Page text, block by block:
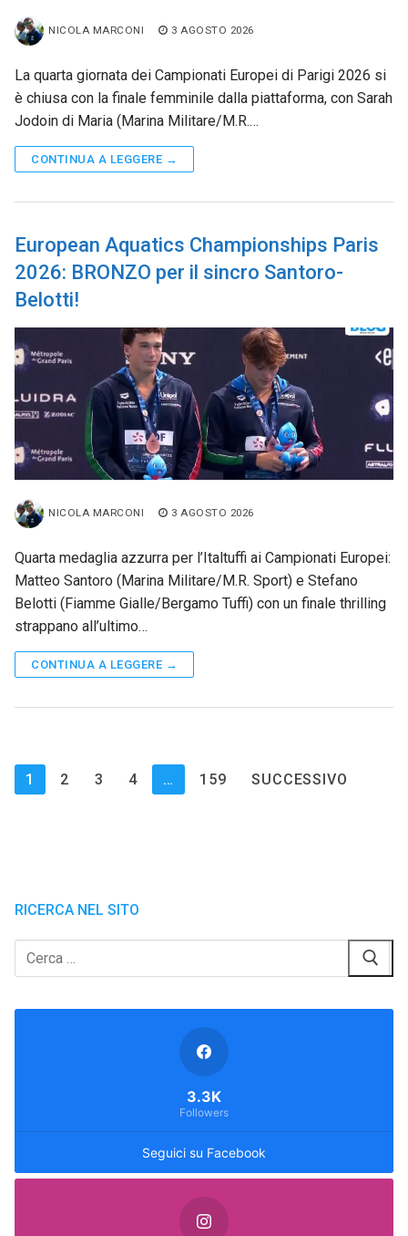
NICOLA MARCONI 3 AGOSTO 2026
La quarta giornata dei Campionati Europei di Parigi 2026 si
è chiusa con la finale femminile dalla piattaforma, con Sarah
Jodoin di Maria (Marina Militare/M.R.…
CONTINUA A LEGGERE →
European Aquatics Championships Paris
2026: BRONZO per il sincro Santoro-
Belotti!
NICOLA MARCONI 3 AGOSTO 2026
Quarta medaglia azzurra per l’Italtuffi ai Campionati Europei:
Matteo Santoro (Marina Militare/M.R. Sport) e Stefano
Belotti (Fiamme Gialle/Bergamo Tuffi) con un finale thrilling
strappano all’ultimo…
CONTINUA A LEGGERE →
Paginazione
degli
1 2 3 4 … 159 SUCCESSIVO
RICERCA NEL SITO
Cerca:
Seguici su Facebook
3.3K
Followers